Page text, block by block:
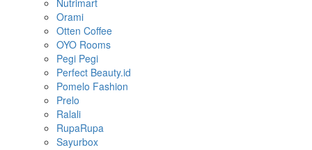
Nutrimart
Orami
Otten Coffee
OYO Rooms
Pegi Pegi
Perfect Beauty.id
Pomelo Fashion
Prelo
Ralali
RupaRupa
Sayurbox